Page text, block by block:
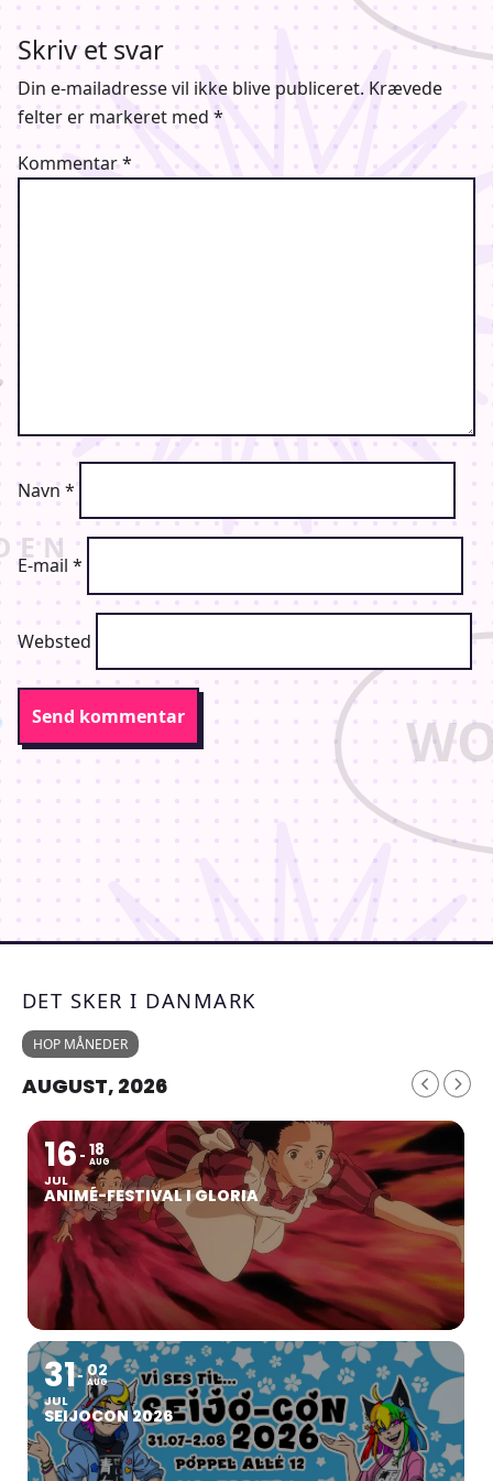
Distributørens FaceBook side
Skriv et svar
Din e-mailadresse vil ikke blive publiceret. Krævede
felter er markeret med *
Kommentar*
Navn *
E-mail *
Websted
DET SKER I DANMARK
HOP MÅNEDER
AUGUST, 2026
16
JUL
18
AUG
ANIMÉ-FESTIVAL I GLORIA
31
JUL
02
AUG
SEIJOCON 2026